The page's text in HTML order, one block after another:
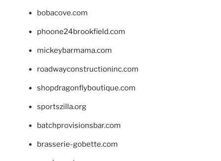
bobacove.com
phoone24brookfield.com
mickeybarmama.com
roadwayconstructioninc.com
shopdragonflyboutique.com
sportszilla.org
batchprovisionsbar.com
brasserie-gobette.com